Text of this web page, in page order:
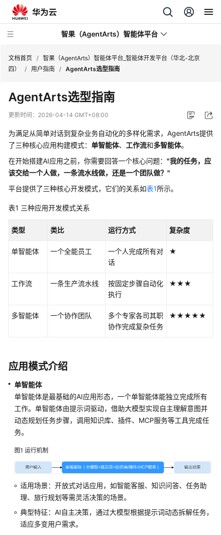
智果（AgentArts）智能体平台
新
动
产
介
绍
始
用
计
明
用
户
AgentArts
型
指
南
用
流
程
开
发
单
文档首页 / 智果（AgentArts）智能体平台_智能体开发平台（华北-北京
四）
/ 用户指南 / AgentArts选型指南
AgentArts选型指南
更新时间： 2026-04-14 GMT+08:00
为满足从简单对话到复杂业务自动化的多样化需求，AgentArts提供
了三种核心应用构建模式： 单智能体、 工作流和多智能体。
在开始搭建AI应用之前，你需要回答一个核心问题： "我的任务，应
该交给一个人做，一条流水线做，还是一个团队做？"
平台提供了三种核心开发模式，它们的关系如表1所示。
表1 三种应用开发模式关系
类型 类比 运行方式 复杂度
单智能体 一个全能员工
一个人完成所有对
话
★
工作流 一条生产流水线
按固定步骤自动化
执行
★★★
多智能体 一个协作团队
多个专家各司其职
协作完成复杂任务
★★★★★
应用模式介绍
单智能体
单智能体是最基础的AI应用形态，一个单智能体能独立完成所有
工作。单智能体由提示词驱动，借助大模型实现自主理解意图并
动态规划任务步骤，调用知识库、插件、MCP服务等工具完成任
务。
图1 运行机制
适用场景：开放式对话应用，如智能客服、知识问答、任务助
理、旅行规划等需灵活决策的场景。
典型特征：AI自主决策，通过大模型根据提示词动态拆解任务，
适应多变用户需求。